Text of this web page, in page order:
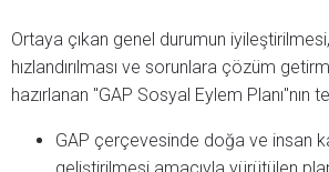
Ortaya çıkan genel durumun
hızlandırılması ve sorunlara çözüm
hazırlanan "GAP Sosyal Eylem Planı"nın
GAP çerçevesinde doğa ve insan
geliştirilmesi amacıyla yürütülen